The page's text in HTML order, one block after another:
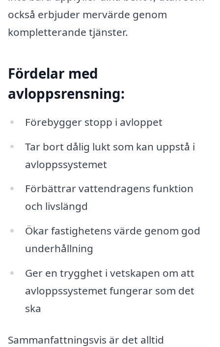
också erbjuder mervärde genom
kompletterande tjänster.
Fördelar med
avloppsrensning:
Förebygger stopp i avloppet
Tar bort dålig lukt som kan uppstå i
avloppssystemet
Förbättrar vattendragens funktion
och livslängd
Ökar fastighetens värde genom god
underhållning
Ger en trygghet i vetskapen om att
avloppssystemet fungerar som det
ska
Sammanfattningsvis är det alltid